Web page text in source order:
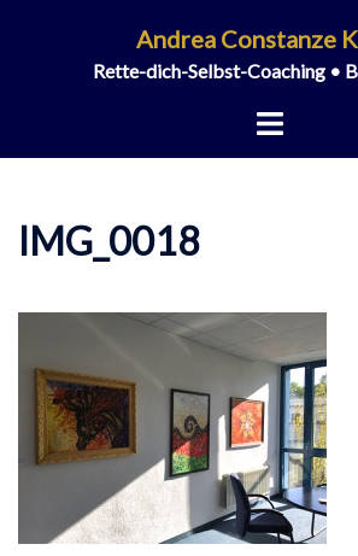
Andrea Constanze
Rette-dich-Selbst-Coaching •
Menü
IMG_0018